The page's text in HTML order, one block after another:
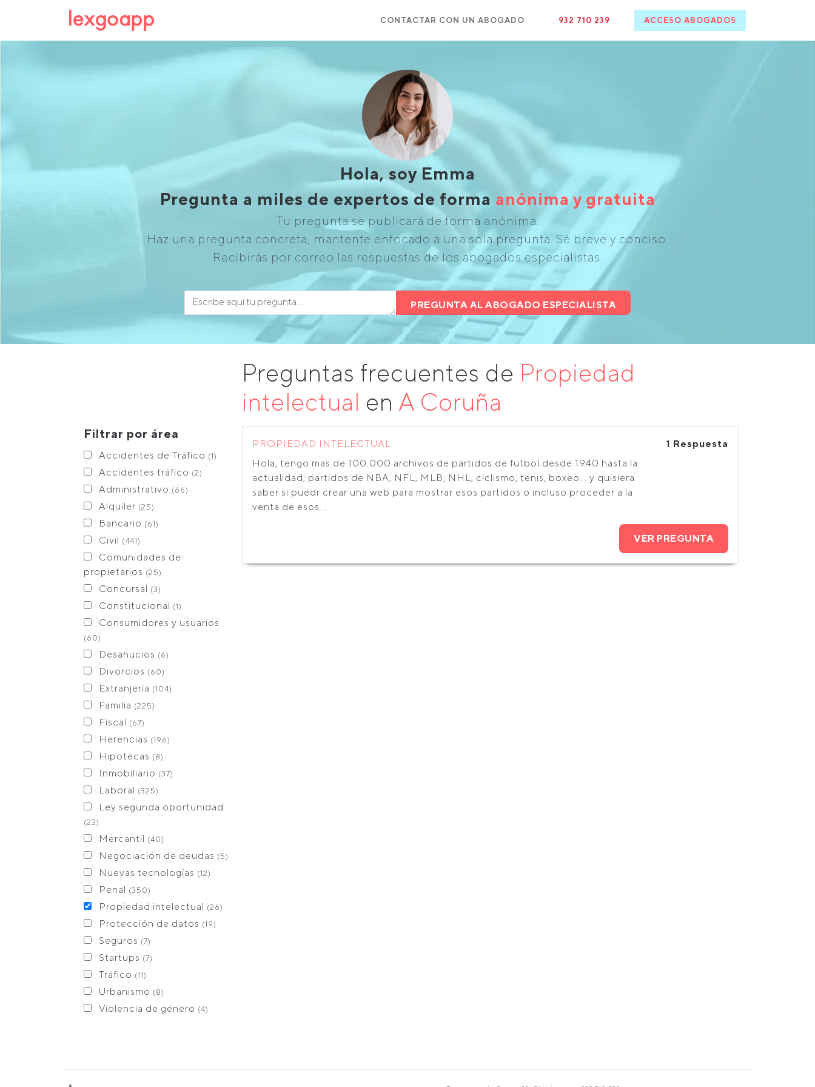
CONTACTAR CON UN ABOGADO 932 710 239 ACCESO ABOGADOS
Hola, soy Emma
Pregunta a miles de expertos de forma anónima y gratuita
Tu pregunta se publicará de forma anónima.
Haz una pregunta concreta, mantente enfocado a una sola pregunta. Sé breve y conciso.
Recibirás por correo las respuestas de los abogados especialistas.
PREGUNTA AL ABOGADO ESPECIALISTA
Preguntas frecuentes de Propiedad
intelectual en A Coruña
Filtrar por área
Accidentes de Tráfico (1)
Accidentes tráfico (2)
Administrativo (66)
Alquiler (25)
Bancario (61)
Civil (441)
Comunidades de
propietarios (25)
Concursal (3)
Constitucional (1)
Consumidores y usuarios
(60)
Desahucios (6)
Divorcios (60)
Extranjería (104)
Familia (225)
Fiscal (67)
Herencias (196)
Hipotecas (8)
Inmobiliario (37)
Laboral (325)
Ley segunda oportunidad
(23)
Mercantil (40)
Negociación de deudas (5)
Nuevas tecnologías (12)
Penal (350)
Propiedad intelectual (26)
Protección de datos (19)
Seguros (7)
Startups (7)
Tráfico (11)
Urbanismo (8)
Violencia de género (4)
PROPIEDAD INTELECTUAL
1 Respuesta
Hola, tengo mas de 100.000 archivos de partidos de futbol desde 1940 hasta la
actualidad, partidos de NBA, NFL, MLB, NHL, ciclismo, tenis, boxeo... y quisiera
saber si puedr crear una web para mostrar esos partidos o incluso proceder a la
venta de esos...
VER PREGUNTA